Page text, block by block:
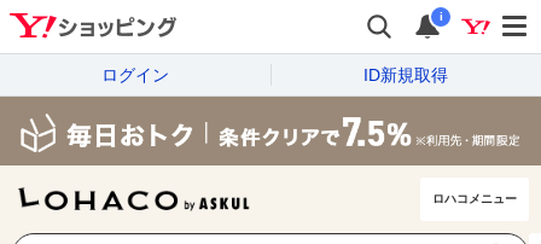
i
ログイン ID新規取得
ロハコメニュー